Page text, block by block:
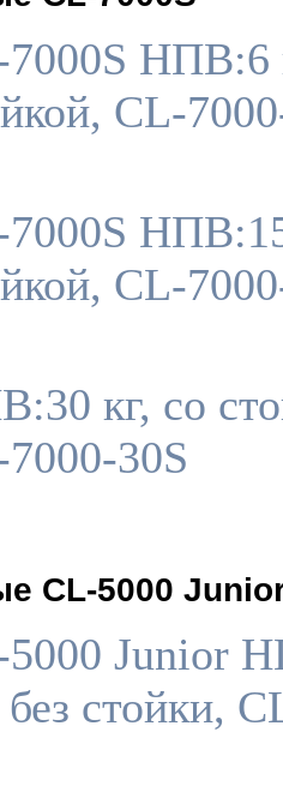
НПВ:6
CL-
CL-
кг, со
30S
CL-5000
5000 Junior
без стойки,